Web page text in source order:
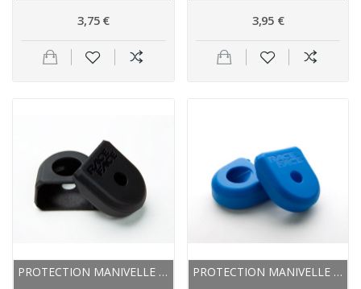
3,75 € 3,95 €
PROTECTION MANIVELLE RACEFACE CAOUTCHOUC... PROTECTION MANIVELLE RACEFACE CAOUTCHOUC LARGE...